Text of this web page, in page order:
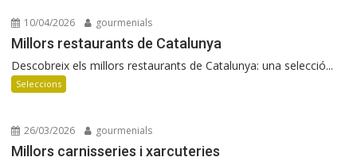
10/04/2026 gourmenials
Millors restaurants de Catalunya
Descobreix els millors restaurants de Catalunya: una selecció...
Seleccions
26/03/2026 gourmenials
Millors carnisseries i xarcuteries